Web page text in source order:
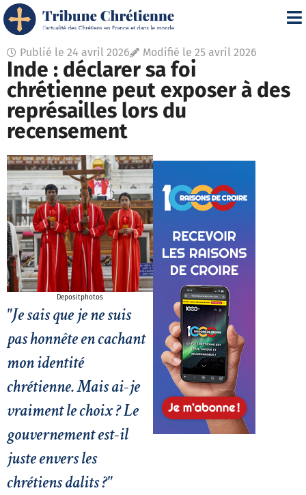
Publié le 24 avril 2026 Modifié le 25 avril 2026
Inde : déclarer sa foi
chrétienne peut exposer à des
représailles lors du
recensement
Depositphotos
"Je sais que je ne suis
pas honnête en cachant
mon identité
chrétienne. Mais ai-je
vraiment le choix ? Le
gouvernement est-il
juste envers les
chrétiens dalits ?"